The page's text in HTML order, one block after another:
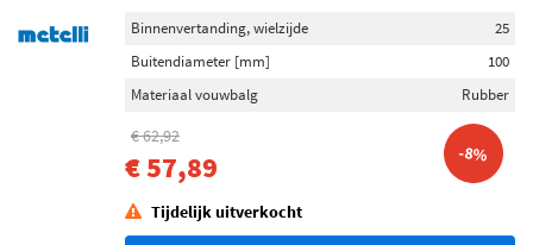
Binnenvertanding, wielzijde
25
Buitendiameter [mm]
100
Materiaal vouwbalg
Rubber
€ 62,92
€ 57,89 -8%
Tijdelijk uitverkocht